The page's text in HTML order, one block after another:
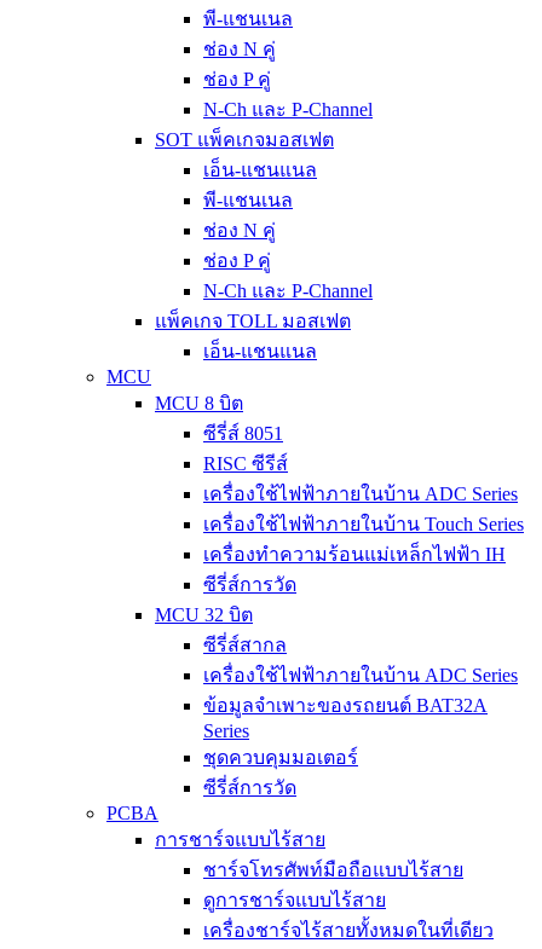
พี-แชนเนล
ช่อง N คู่
ช่อง P คู่
N-Ch และ P-Channel
SOT แพ็คเกจมอสเฟต
เอ็น-แชนแนล
พี-แชนเนล
ช่อง N คู่
ช่อง P คู่
N-Ch และ P-Channel
แพ็คเกจ TOLL มอสเฟต
เอ็น-แชนแนล
MCU
MCU 8 บิต
ซีรี่ส์ 8051
RISC ซีรีส์
เครื่องใช้ไฟฟ้าภายในบ้าน ADC Series
เครื่องใช้ไฟฟ้าภายในบ้าน Touch Series
เครื่องทำความร้อนแม่เหล็กไฟฟ้า IH
ซีรี่ส์การวัด
MCU 32 บิต
ซีรี่ส์สากล
เครื่องใช้ไฟฟ้าภายในบ้าน ADC Series
ข้อมูลจำเพาะของรถยนต์ BAT32A
Series
ชุดควบคุมมอเตอร์
ซีรี่ส์การวัด
PCBA
การชาร์จแบบไร้สาย
ชาร์จโทรศัพท์มือถือแบบไร้สาย
ดูการชาร์จแบบไร้สาย
เครื่องชาร์จไร้สายทั้งหมดในที่เดียว